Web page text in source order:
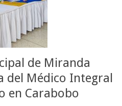
de Miranda
del Médico Integral
en Carabobo